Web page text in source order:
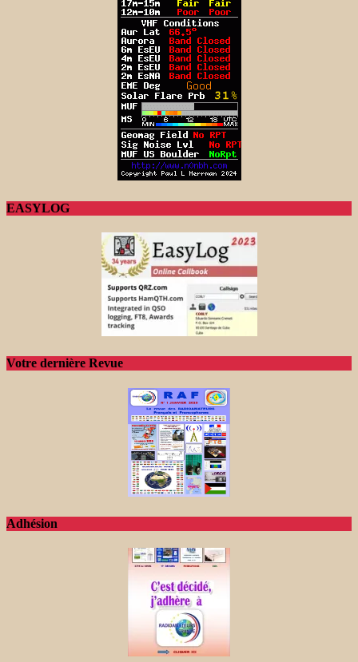
EASYLOG
Votre dernière Revue
Adhésion